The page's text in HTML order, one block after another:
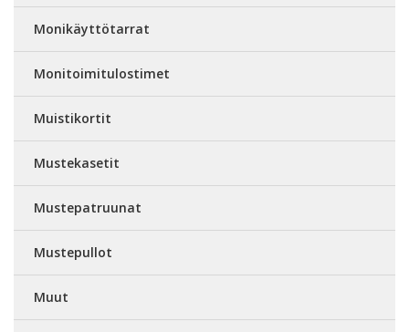
Monikäyttötarrat
Monitoimitulostimet
Muistikortit
Mustekasetit
Mustepatruunat
Mustepullot
Muut